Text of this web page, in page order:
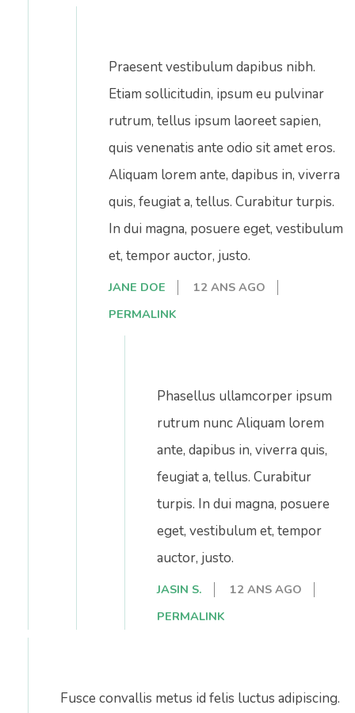
Praesent vestibulum dapibus nibh.
Etiam sollicitudin, ipsum eu pulvinar
rutrum, tellus ipsum laoreet sapien,
quis venenatis ante odio sit amet eros.
Aliquam lorem ante, dapibus in, viverra
quis, feugiat a, tellus. Curabitur turpis.
In dui magna, posuere eget, vestibulum
et, tempor auctor, justo.
JANE DOE
12 ANS AGO
PERMALINK
Phasellus ullamcorper ipsum
rutrum nunc Aliquam lorem
ante, dapibus in, viverra quis,
feugiat a, tellus. Curabitur
turpis. In dui magna, posuere
eget, vestibulum et, tempor
auctor, justo.
JASIN S.
12 ANS AGO
PERMALINK
Fusce convallis metus id felis luctus adipiscing.